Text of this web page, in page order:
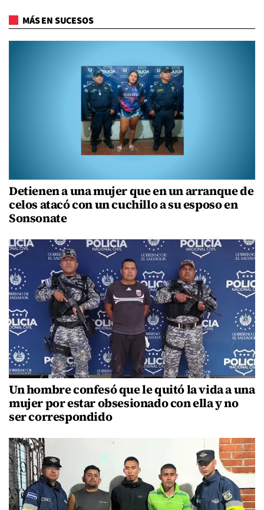
MÁS EN SUCESOS
Detienen a una mujer que en un arranque de
celos atacó con un cuchillo a su esposo en
Sonsonate
Un hombre confesó que le quitó la vida a una
mujer por estar obsesionado con ella y no
ser correspondido